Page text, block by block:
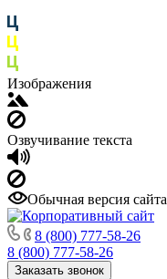
Изображения
Озвучивание текста
Обычная версия сайта
8 (800) 777-58-26
8 (800) 777-58-26
Заказать звонок